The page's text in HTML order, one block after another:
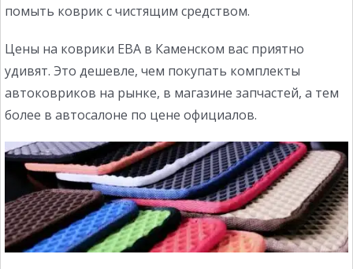
помыть коврик с чистящим средством.
Цены на коврики ЕВА в Каменском вас приятно
удивят. Это дешевле, чем покупать комплекты
автоковриков на рынке, в магазине запчастей, а тем
более в автосалоне по цене официалов.